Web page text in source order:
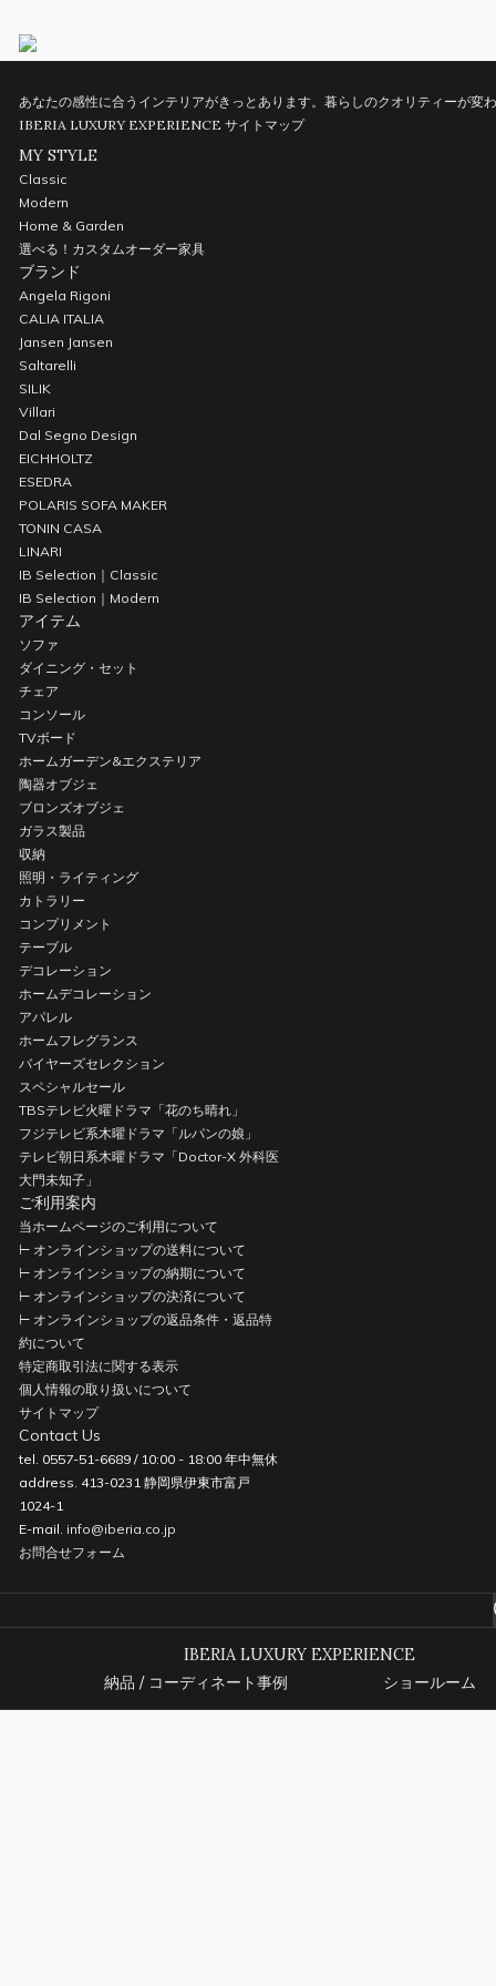
あなたの感性に合うインテリアがきっとあります。暮らしのクオリティーが変
IBERIA LUXURY EXPERIENCE サイトマップ
MY STYLE
Classic
Modern
Home & Garden
選べる！カスタムオーダー家具
ブランド
Angela Rigoni
CALIA ITALIA
Jansen Jansen
Saltarelli
SILIK
Villari
Dal Segno Design
EICHHOLTZ
ESEDRA
POLARIS SOFA MAKER
TONIN CASA
LINARI
IB Selection｜Classic
IB Selection｜Modern
アイテム
ソファ
ダイニング・セット
チェア
コンソール
TVボード
ホームガーデン&エクステリア
陶器オブジェ
ブロンズオブジェ
ガラス製品
収納
照明・ライティング
カトラリー
コンプリメント
テーブル
デコレーション
ホームデコレーション
アパレル
ホームフレグランス
バイヤーズセレクション
スペシャルセール
TBSテレビ火曜ドラマ「花のち晴れ」
フジテレビ系木曜ドラマ「ルパンの娘」
テレビ朝日系木曜ドラマ「Doctor-X 外科医
大門未知子」
ご利用案内
当ホームページのご利用について
⊢ オンラインショップの送料について
⊢ オンラインショップの納期について
⊢ オンラインショップの決済について
⊢ オンラインショップの返品条件・返品特
約について
特定商取引法に関する表示
個人情報の取り扱いについて
サイトマップ
Contact Us
tel. 0557-51-6689 / 10:00 - 18:00 年中無休
address. 413-0231 静岡県伊東市富戸
1024-1
E-mail. info@iberia.co.jp
お問合せフォーム
IBERIA LUXURY EXPERIENCE
納品 / コーディネート事例
ショールーム